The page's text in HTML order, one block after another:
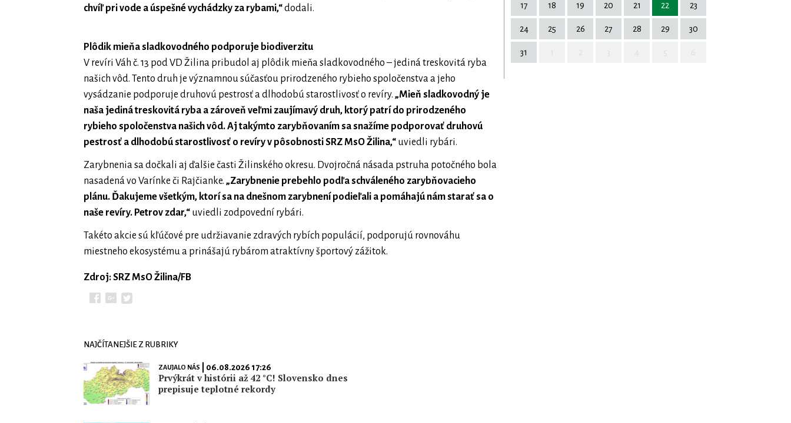
chvíľ pri vode a úspešné vychádzky za rybami,“dodali.
Plôdik mieňa sladkovodného podporuje biodiverzitu
V revíri Váh č. 13 pod VD Žilina pribudol aj plôdik mieňa sladkovodného – jediná treskovitá ryba
našich vôd. Tento druh je významnou súčasťou prirodzeného rybieho spoločenstva a jeho
vysádzanie podporuje druhovú pestrosť a dlhodobú starostlivosť o revíry. „Mieň sladkovodný je
naša jediná treskovitá ryba a zároveň veľmi zaujímavý druh, ktorý patrí do prirodzeného
rybieho spoločenstva našich vôd. Aj takýmto zarybňovaním sa snažíme podporovať druhovú
pestrosť a dlhodobú starostlivosť o revíry v pôsobnosti SRZ MsO Žilina,“ uviedli rybári.
Zarybnenia sa dočkali aj ďalšie časti Žilinského okresu. Dvojročná násada pstruha potočného bola
nasadená vo Varínke či Rajčianke. „Zarybnenie prebehlo podľa schváleného zarybňovacieho
plánu. Ďakujeme všetkým, ktorí sa na dnešnom zarybnení podieľali a pomáhajú nám starať sa o
naše revíry. Petrov zdar,“ uviedli zodpovední rybári.
Takéto akcie sú kľúčové pre udržiavanie zdravých rybích populácií, podporujú rovnováhu
miestneho ekosystému a prinášajú rybárom atraktívny športový zážitok.
Zdroj: SRZ MsO Žilina/FB
NAJČÍTANEJŠIE Z RUBRIKY
ZAUJALO NÁS | 06.08.2026 17:26
Prvýkrát v histórii až 42 °C! Slovensko dnes
prepisuje teplotné rekordy
17 18 19 20 21 22 23
24 25 26 27 28 29 30
31